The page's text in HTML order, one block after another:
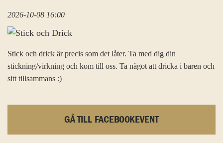
2026-10-08 16:00
Stick och drick är precis som det låter. Ta med dig din
stickning/virkning och kom till oss. Ta något att dricka i baren och
sitt tillsammans :)
GÅ TILL FACEBOOKEVENT